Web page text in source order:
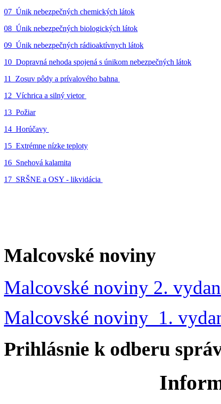
07_Únik nebezpečných chemických látok
08_Únik nebezpečných biologických látok
09_Únik nebezpečných rádioaktívnych látok
10_Dopravná nehoda spojená s únikom nebezpečných látok
11_Zosuv pôdy a prívalového bahna
12_Víchrica a silný vietor
13_Požiar
14_Horúčavy
15_Extrémne nízke teploty
16_Snehová kalamita
17_SRŠNE a OSY - likvidácia
Malcovské noviny
Malcovské noviny 2.
Malcovské noviny 1.
Prihlásnie k odberu